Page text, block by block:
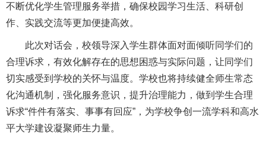
不断优化学生管理服务举措，确保校园学习生活、科研创
作、实践交流等更加便捷高效。
此次对话会，校领导深入学生群体面对面倾听同学们的
合理诉求，有效化解存在的思想困惑与实际问题，让同学们
切实感受到学校的关怀与温度。学校也将持续健全师生常态
化沟通机制，强化服务意识，提升治理能力，做到学生合理
诉求“件件有落实、事事有回应”，为学校争创一流学科和高水
平大学建设凝聚师生力量。